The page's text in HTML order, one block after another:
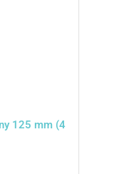
125 mm (4